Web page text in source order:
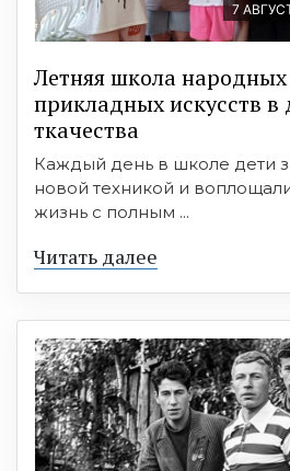
7
Летняя школа
прикладных искусств в
ткачества
Каждый день в школе дети
новой техникой и
жизнь с полным ...
Читать далее